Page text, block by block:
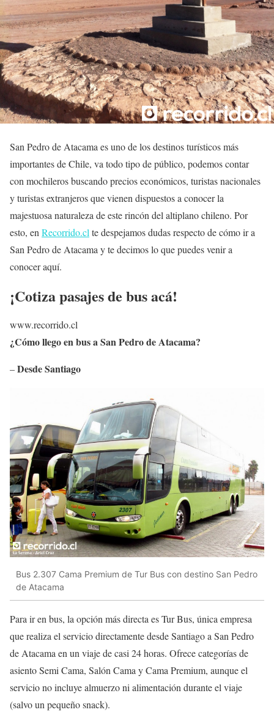
San Pedro de Atacama es uno de los destinos turísticos más
importantes de Chile, va todo tipo de público, podemos contar
con mochileros buscando precios económicos, turistas nacionales
y turistas extranjeros que vienen dispuestos a conocer la
majestuosa naturaleza de este rincón del altiplano chileno. Por
esto, en Recorrido.cl te despejamos dudas respecto de cómo ir a
San Pedro de Atacama y te decimos lo que puedes venir a
conocer aquí.
¡Cotiza pasajes de bus acá!
www.recorrido.cl
¿Cómo llego en bus a San Pedro de Atacama?
–Desde Santiago
Bus 2.307 Cama Premium de Tur Bus con destino San Pedro
de Atacama
Para ir en bus, la opción más directa es Tur Bus, única empresa
que realiza el servicio directamente desde Santiago a San Pedro
de Atacama en un viaje de casi 24 horas. Ofrece categorías de
asiento Semi Cama, Salón Cama y Cama Premium, aunque el
servicio no incluye almuerzo ni alimentación durante el viaje
(salvo un pequeño snack).